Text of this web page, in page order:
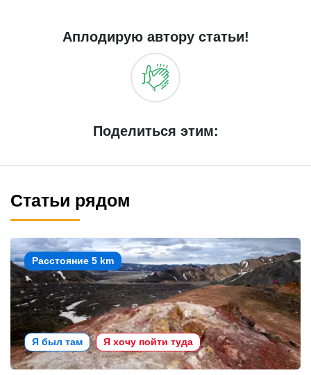
Аплодирую автору статьи!
Поделиться этим:
Статьи рядом
Расстояние 5 km
Я был там Я хочу пойти туда